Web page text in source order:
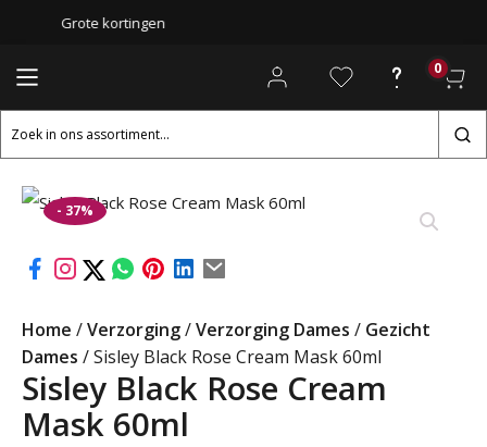
Grote kortingen
0
Zoeken
naar:
- 37%
Home /Verzorging/Verzorging Dames / Gezicht
Dames / Sisley Black Rose Cream Mask 60ml
Sisley Black Rose Cream
Mask 60ml